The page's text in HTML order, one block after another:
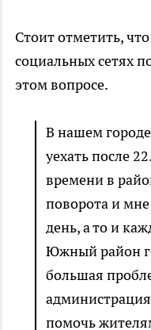
Стоит отметить,
социальных сетях
этом вопросе.
В нашем
уехать после
времени в
поворота и
день, а то и
Южный район
большая
помочь